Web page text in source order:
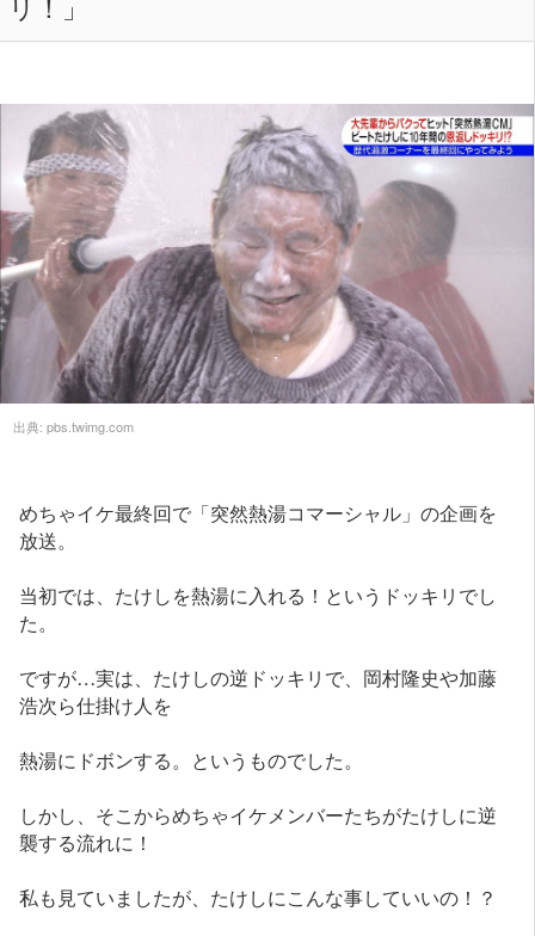
出典: pbs.twimg.com
めちゃイケ最終回で「突然熱湯コマーシャル」の企画を
放送。
当初では、たけしを熱湯に入れる！というドッキリでし
た。
ですが…実は、たけしの逆ドッキリで、岡村隆史や加藤
浩次ら仕掛け人を
熱湯にドボンする。というものでした。
しかし、そこからめちゃイケメンバーたちがたけしに逆
襲する流れに！
私も見ていましたが、たけしにこんな事していいの！？